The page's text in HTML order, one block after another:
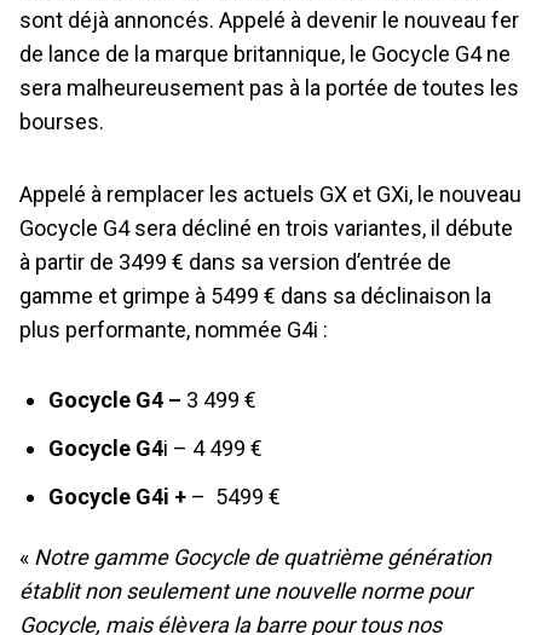
sont déjà annoncés. Appelé à devenir le nouveau fer
de lance de la marque britannique, le Gocycle G4 ne
sera malheureusement pas à la portée de toutes les
bourses.
Appelé à remplacer les actuels GX et GXi, le nouveau
Gocycle G4 sera décliné en trois variantes, il débute
à partir de 3499 € dans sa version d’entrée de
gamme et grimpe à 5499 € dans sa déclinaison la
plus performante, nommée G4i :
Gocycle G4 – 3 499 €
Gocycle G4i – 4 499 €
Gocycle G4i + – 5499 €
« Notre gamme Gocycle de quatrième génération
établit non seulement une nouvelle norme pour
Gocycle, mais élèvera la barre pour tous nos